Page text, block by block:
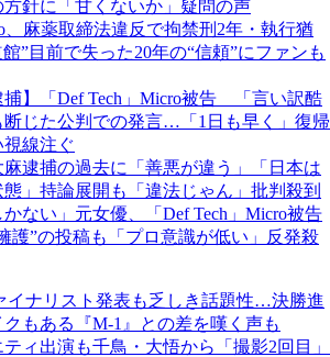
方針に「甘くないか」疑問の声
、麻薬取締法違反で拘禁刑2年・執行猶
”目前で失った20年の“信頼”にファンも
捕】「Def Tech」Micro被告 「言い訳酷
断じた公判での発言…「1日も早く」復帰
視線注ぐ
逮捕の過去に「善悪が違う」「日本は
」持論展開も「違法じゃん」批判殺到
かない」元女優、「Def Tech」Micro被告
護”の投稿も「プロ意識が低い」反発殺
イナリスト発表も乏しき話題性…決勝進
もある『M-1』との差を嘆く声も
ィ出演も千鳥・大悟から「撮影2回目」